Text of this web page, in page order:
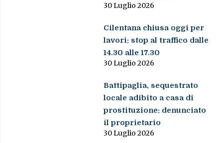
30 Luglio 2026
Cilentana chiusa oggi per
lavori: stop al traffico dalle
14.30 alle 17.30
30 Luglio 2026
Battipaglia, sequestrato
locale adibito a casa di
prostituzione: denunciato
il proprietario
30 Luglio 2026